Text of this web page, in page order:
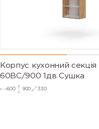
Корпус кухонний секцiя
60ВС/900 1дв Сушка
600 900 330